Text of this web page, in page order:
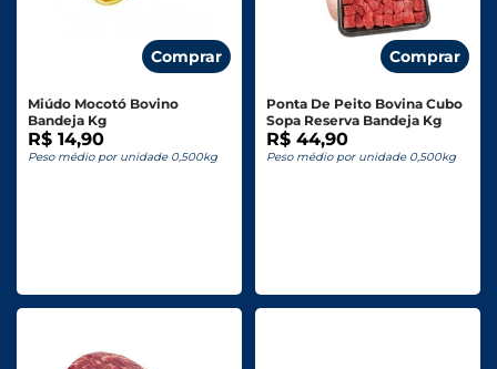
Comprar
Miúdo Mocotó Bovino
Bandeja Kg
R$ 14,90
Peso médio por unidade 0,500kg
Comprar
Ponta De Peito Bovina Cubo
Sopa Reserva Bandeja Kg
R$ 44,90
Peso médio por unidade 0,500kg